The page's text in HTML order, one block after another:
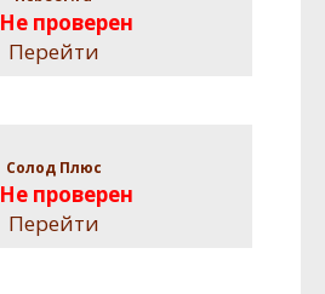
Не проверен
Перейти
Солод Плюс
Не проверен
Перейти